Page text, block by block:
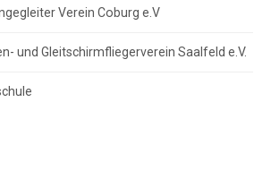
Verein Coburg e.V
und Gleitschirmfliegerverein Saalfeld e.V.